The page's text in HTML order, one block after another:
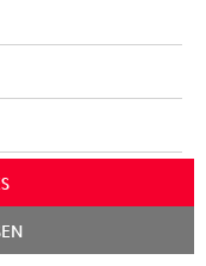
dure grap. Teufel